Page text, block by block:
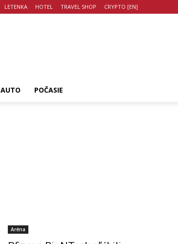
LETENKA HOTEL TRAVEL SHOP CRYPTO [EN]
AUTO POČASIE
Aréna